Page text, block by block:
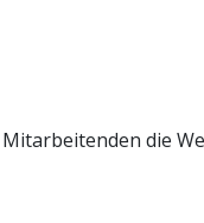
die